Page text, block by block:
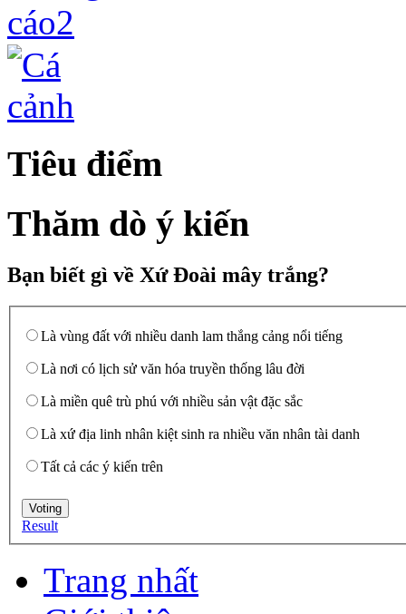
Tiêu điểm
Thăm dò ý kiến
Bạn biết gì về Xứ Đoài mây trắng?
Là vùng đất với nhiều danh lam thắng cảng nổi tiếng
Là nơi có lịch sử văn hóa truyền thống lâu đời
Là miền quê trù phú với nhiều sản vật đặc sắc
Là xứ địa linh nhân kiệt sinh ra nhiều văn nhân tài danh
Tất cả các ý kiến trên
Result
Trang nhất